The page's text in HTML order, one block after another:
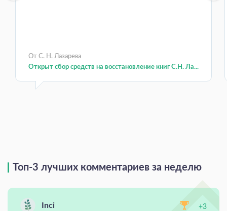
От С. Н. Лазарева
Открыт сбор средств на восстановление книг С.Н. Ла...
Топ-3 лучших комментариев за неделю
Inci +3